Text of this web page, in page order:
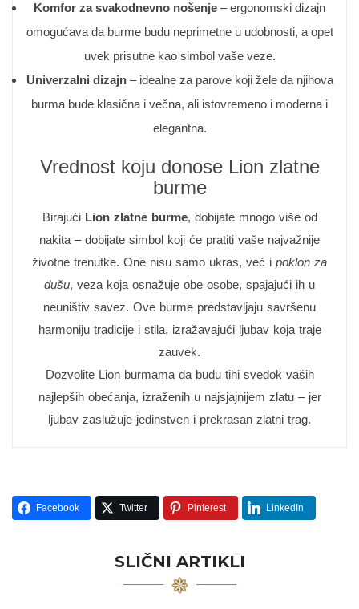
Komfor za svakodnevno nošenje – ergonomski dizajn
omogućava da burme budu neprimetne u udobnosti, a opet
uvek prisutne kao simbol vaše veze.
Univerzalni dizajn– idealne za parove koji žele da njihova
burma bude klasična i večna, ali istovremeno i moderna i
elegantna.
Vrednost koju donose Lion zlatne
burme
Birajući Lion zlatne burme, dobijate mnogo više od
nakita – dobijate simbol koji će pratiti vaše najvažnije
životne trenutke. One nisu samo ukras, već i poklon za
dušu, veza koja osnažuje obe osobe, spajajući ih u
neuništiv savez. Ove burme predstavljaju savršenu
harmoniju tradicije i stila, izražavajući ljubav koja traje
zauvek.
Dozvolite Lion burmama da budu tihi svedok vaših
najlepših obećanja, izraženih u najsjajnijem zlatu – jer
ljubav zaslužuje jedinstven i prekrasan zlatni trag.
Facebook Twitter Pinterest LinkedIn
SLIČNI ARTIKLI